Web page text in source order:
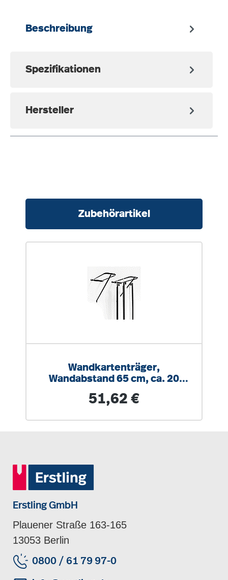
Beschreibung
Spezifikationen
Hersteller
Zubehörartikel
Wandkartenträger,
Wandabstand 65 cm, ca. 20
Regulärer Preis:
51,62 €
Erstling GmbH
Plauener Straße 163-165
13053 Berlin
0800 / 61 79 97-0